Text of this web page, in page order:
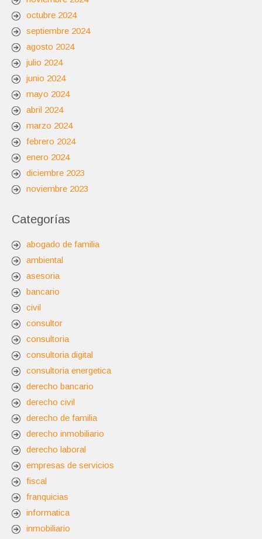
octubre 2024
septiembre 2024
agosto 2024
julio 2024
junio 2024
mayo 2024
abril 2024
marzo 2024
febrero 2024
enero 2024
diciembre 2023
noviembre 2023
Categorías
abogado de familia
ambiental
asesoria
bancario
civil
consultor
consultoria
consultoria digital
consultoria energetica
derecho bancario
derecho civil
derecho de familia
derecho inmobiliario
derecho laboral
empresas de servicios
fiscal
franquicias
informatica
inmobiliario